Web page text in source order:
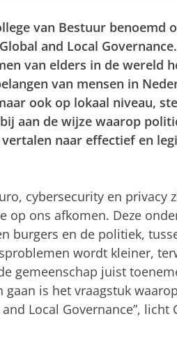
van Bestuur benoemd
and Local
van elders in de wereld
van mensen in
ook op lokaal niveau,
aan de wijze waarop
naar effectief en
cybersecurity en privacy
ons afkomen. Deze
burgers en de politiek,
wordt kleiner,
gemeenschap juist
is het vraagstuk
Local Governance”, licht